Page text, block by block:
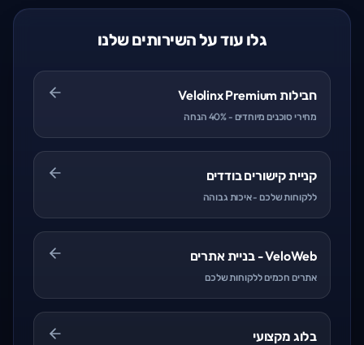
גלו עוד על השירותים שלנו
חבילות Velolinx Premium
מחירי סוכנים מיוחדים - 40% הנחה
קניית קישורים בודדים
ללקוחות שלכם - איכות גבוהה
VeloWeb - בניית אתרים
אתרים חכמים ללקוחות שלכם
בלוג מקצועי